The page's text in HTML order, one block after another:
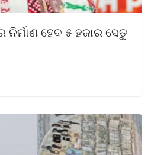
ହେବ ୫ ହଜାର ସେତୁ